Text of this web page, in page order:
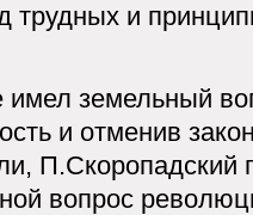
трудных и
имел земельный
и отменив
П.Скоропадский
вопрос